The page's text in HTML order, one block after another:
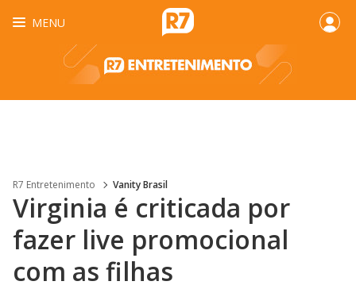
MENU
R7 Entretenimento Vanity Brasil
Virginia é criticada por
fazer live promocional
com as filhas